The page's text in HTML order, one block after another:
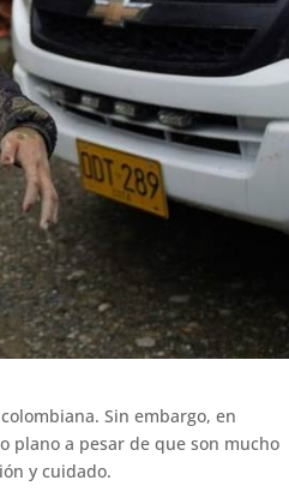
Sin embargo, en
plano a pesar de que son mucho
y cuidado.